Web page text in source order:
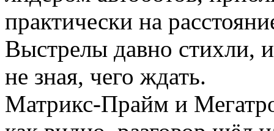
практически на
Выстрелы давно стихли,
не зная, чего ждать.
Матрикс-Прайм и